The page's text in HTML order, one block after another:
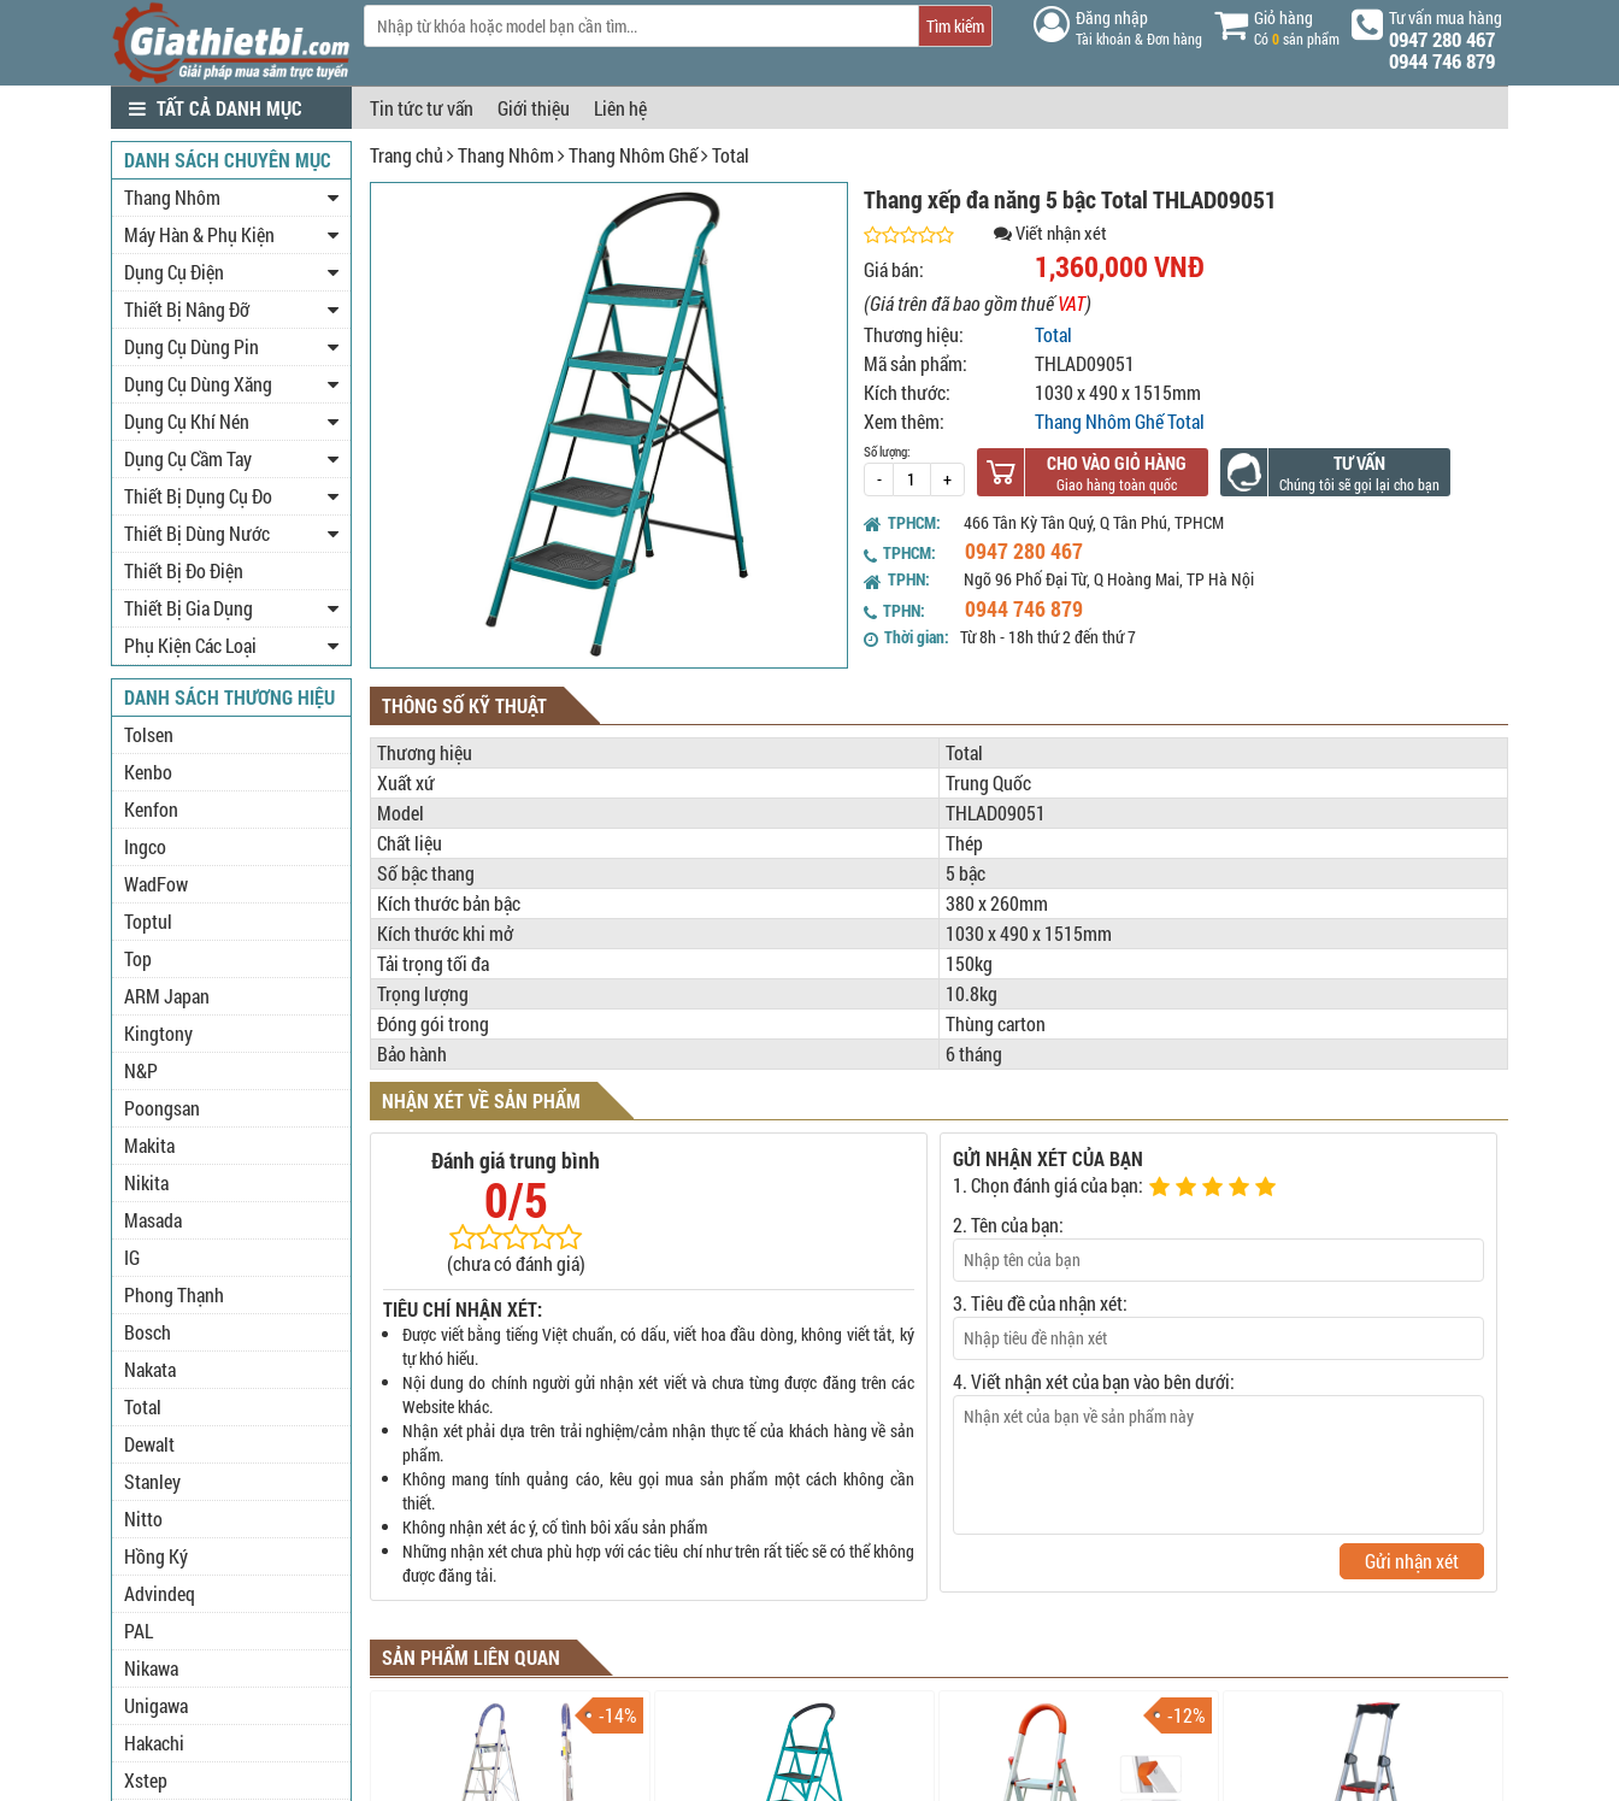
Tìm kiếm Đăng nhập
Tài khoản & Đơn hàng
Giỏ hàng
Có0sản phẩm
Tư vấn mua hàng
0947 280 467
0944 746 879
TẤT CẢ DANH MỤC Tin tức tư vấn Giới thiệu
Liên hệ
Trang chủ
Thang Nhôm Thang Nhôm Ghế Total
Thang xếp đa năng 5 bậc Total THLAD09051
Viết nhận xét
Giá bán: 1,360,000 VNĐ
(Giá trên đã bao gồm thuếVAT)
Thương hiệu:
Total
Mã sản phẩm:
THLAD09051
Kích thước:
1030 x 490 x 1515mm
Xem thêm:
Thang Nhôm Ghế Total
Số lượng:
- +
CHO VÀO GIỎ HÀNG TƯ VẤN
TPHCM:
466 Tân Kỳ Tân Quý, Q Tân Phú, TPHCM
TPHCM:
0947 280 467
TPHN:
Ngõ 96 Phố Đại Từ, Q Hoàng Mai, TP Hà Nội
TPHN:
0944 746 879
Thời gian: Từ 8h - 18h thứ 2 đến thứ 7
THÔNG SỐ KỸ THUẬT
Thương hiệu
Total
Xuất xứ
Trung Quốc
Model
THLAD09051
Chất liệu
Thép
Số bậc thang
5 bậc
Kích thước bản bậc
380 x 260mm
Kích thước khi mở
1030 x 490 x 1515mm
Tải trọng tối đa
150kg
Trọng lượng
10.8kg
Đóng gói trong
Thùng carton
Bảo hành
6 tháng
NHẬN XÉT VỀ SẢN PHẨM
Đánh giá trung bình
0/5
(chưa có đánh giá)
TIÊU CHÍ NHẬN XÉT:
Được viết bằng tiếng Việt chuẩn, có dấu, viết hoa đầu dòng, không viết tắt, ký
tự khó hiểu.
Nội dung do chính người gửi nhận xét viết và chưa từng được đăng trên các
Website khác.
Nhận xét phải dựa trên trải nghiệm/cảm nhận thực tế của khách hàng về sản
phẩm.
Không mang tính quảng cáo, kêu gọi mua sản phẩm một cách không cần
thiết.
Không nhận xét ác ý, cố tình bôi xấu sản phẩm
Những nhận xét chưa phù hợp với các tiêu chí như trên rất tiếc sẽ có thể không
được đăng tải.
GỬI NHẬN XÉT CỦA BẠN
1. Chọn đánh giá của bạn:
2. Tên của bạn:
3. Tiêu đề của nhận xét:
4. Viết nhận xét của bạn vào bên dưới:
Gửi nhận xét
SẢN PHẨM LIÊN QUAN
-14% -12%
DANH SÁCH CHUYÊN MỤC
Thang Nhôm
Máy Hàn & Phụ Kiện
Dụng Cụ Điện
Thiết Bị Nâng Đỡ
Dụng Cụ Dùng Pin
Dụng Cụ Dùng Xăng
Dụng Cụ Khí Nén
Dụng Cụ Cầm Tay
Thiết Bị Dụng Cụ Đo
Thiết Bị Dùng Nước
Thiết Bị Đo Điện
Thiết Bị Gia Dụng
Phụ Kiện Các Loại
DANH SÁCH THƯƠNG HIỆU
Tolsen
Kenbo
Kenfon
Ingco
WadFow
Toptul
Top
ARM Japan
Kingtony
N&P
Poongsan
Makita
Nikita
Masada
IG
Phong Thạnh
Bosch
Nakata
Total
Dewalt
Stanley
Nitto
Hồng Ký
Advindeq
PAL
Nikawa
Unigawa
Hakachi
Xstep